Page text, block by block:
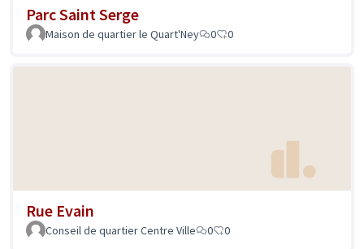
Parc Saint Serge
Maison de quartier le Quart'Ney 0 0
Rue Evain
Conseil de quartier Centre Ville 0 0